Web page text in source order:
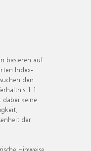
basieren auf
Index-
den
1:1
dabei keine
der